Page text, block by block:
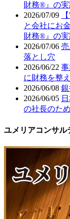
財務®』の
2026/07/09
と会社にお
財務®』の
2026/07/06
落とし穴
2026/06/22
に財務を整
2026/06/08
2026/06/05
の社長のた
ユメリアコンサル